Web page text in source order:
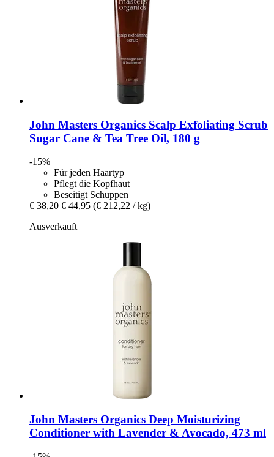
John Masters Organics Scalp Exfoliating Scrub
Sugar Cane & Tea Tree Oil, 180 g
-15%
Für jeden Haartyp
Pflegt die Kopfhaut
Beseitigt Schuppen
€ 38,20 € 44,95 (€ 212,22 / kg)
Ausverkauft
John Masters Organics Deep Moisturizing
Conditioner with Lavender & Avocado, 473 ml